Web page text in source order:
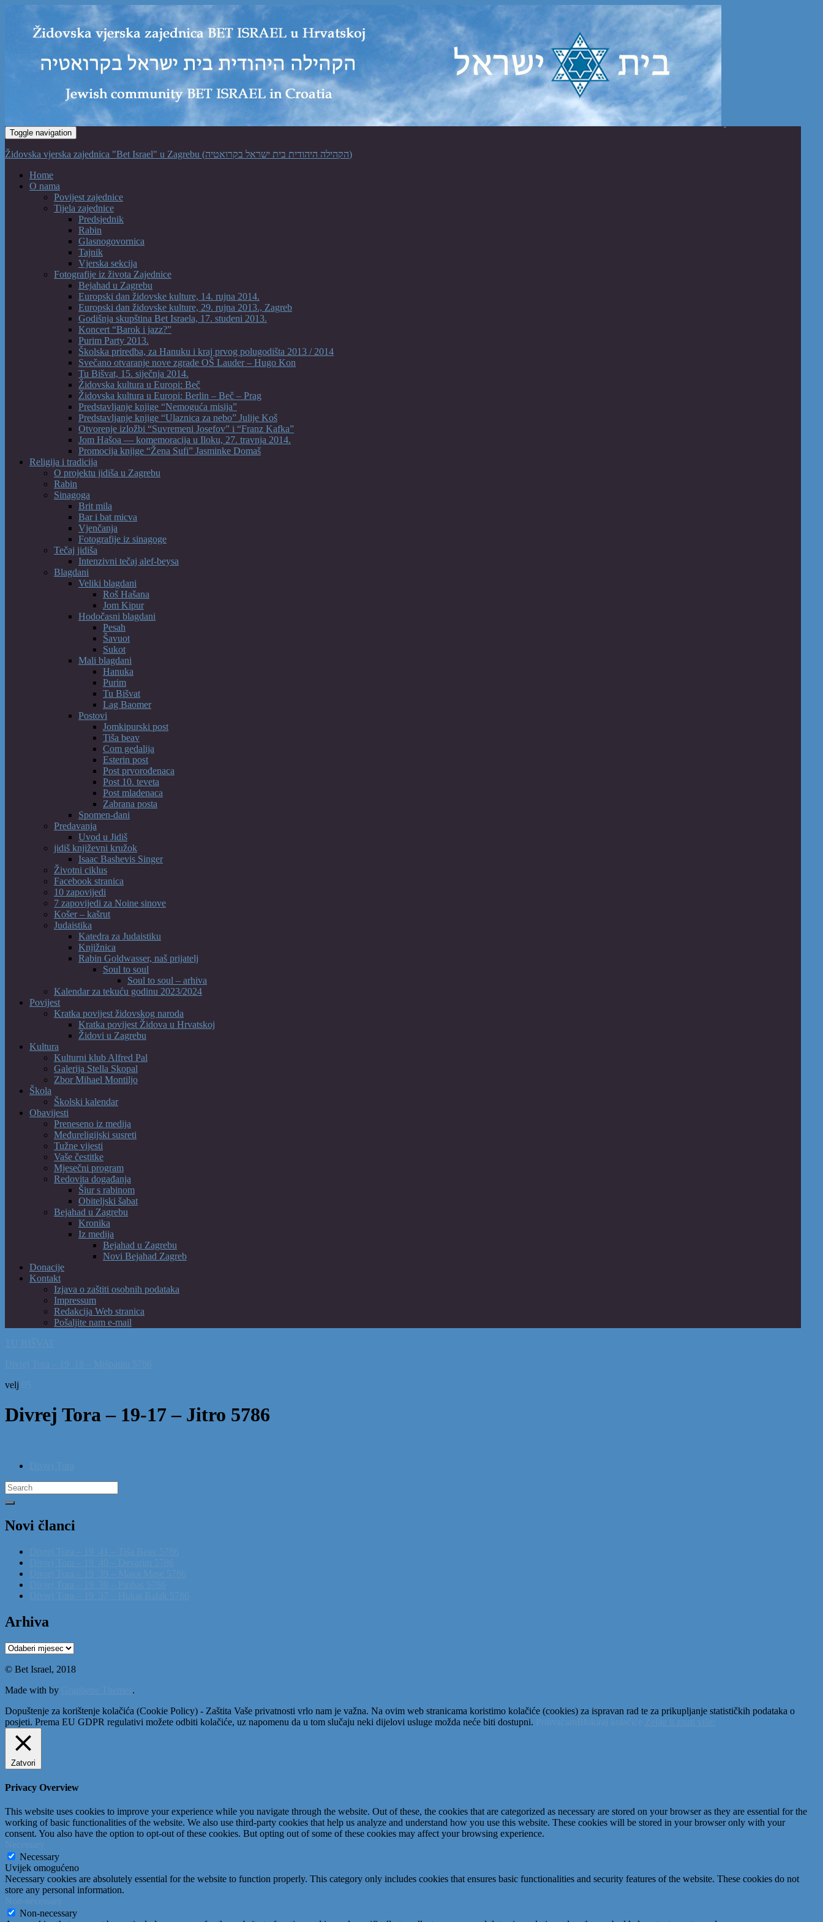
Toggle navigation
Židovska vjerska zajednica "Bet Israel" u Zagrebu (הקהילה היהודית בית ישראל בקרואטיה)
Home
O nama
Povijest zajednice
Tijela zajednice
Predsjednik
Rabin
Glasnogovornica
Tajnik
Vjerska sekcija
Fotografije iz života Zajednice
Bejahad u Zagrebu
Europski dan židovske kulture, 14. rujna 2014.
Europski dan židovske kulture, 29. rujna 2013., Zagreb
Godišnja skupština Bet Israela, 17. studeni 2013.
Koncert “Barok i jazz?”
Purim Party 2013.
Školska priredba, za Hanuku i kraj prvog polugodišta 2013 / 2014
Svečano otvaranje nove zgrade OŠ Lauder – Hugo Kon
Tu Bišvat, 15. siječnja 2014.
Židovska kultura u Europi: Beč
Židovska kultura u Europi: Berlin – Beč – Prag
Predstavljanje knjige “Nemoguća misija”
Predstavljanje knjige “Ulaznica za nebo” Julije Koš
Otvorenje izložbi “Suvremeni Josefov” i “Franz Kafka”
Jom Hašoa — komemoracija u Iloku, 27. travnja 2014.
Promocija knjige “Žena Sufi” Jasminke Domaš
Religija i tradicija
O projektu jidiša u Zagrebu
Rabin
Sinagoga
Brit mila
Bar i bat micva
Vjenčanja
Fotografije iz sinagoge
Tečaj jidiša
Intenzivni tečaj alef-beysa
Blagdani
Veliki blagdani
Roš Hašana
Jom Kipur
Hodočasni blagdani
Pesah
Šavuot
Sukot
Mali blagdani
Hanuka
Purim
Tu Bišvat
Lag Baomer
Postovi
Jomkipurski post
Tiša beav
Com gedalija
Esterin post
Post prvorođenaca
Post 10. teveta
Post mladenaca
Zabrana posta
Spomen-dani
Predavanja
Uvod u Jidiš
jidiš književni kružok
Isaac Bashevis Singer
Životni ciklus
Facebook stranica
10 zapovijedi
7 zapovijedi za Noine sinove
Košer – kašrut
Judaistika
Katedra za Judaistiku
Knjižnica
Rabin Goldwasser, naš prijatelj
Soul to soul
Soul to soul – arhiva
Kalendar za tekuću godinu 2023/2024
Povijest
Kratka povijest židovskog naroda
Kratka povijest Židova u Hrvatskoj
Židovi u Zagrebu
Kultura
Kulturni klub Alfred Pal
Galerija Stella Skopal
Zbor Mihael Montiljo
Škola
Školski kalendar
Obavijesti
Preneseno iz medija
Međureligijski susreti
Tužne vijesti
Vaše čestitke
Mjesečni program
Redovita događanja
Šiur s rabinom
Obiteljski šabat
Bejahad u Zagrebu
Kronika
Iz medija
Bejahad u Zagrebu
Novi Bejahad Zagreb
Donacije
Kontakt
Izjava o zaštiti osobnih podataka
Impressum
Redakcija Web stranica
Pošaljite nam e-mail
velj
Divrej Tora – 19-17 – Jitro 5786
Search
for:
Novi članci
Arhiva
Arhiva
© Bet Israel, 2018
Made with by
.
Dopuštenje za korištenje kolačića (Cookie Policy) - Zaštita Vaše privatnosti vrlo nam je važna. Na ovim web stranicama koristimo kolačiće (cookies) za ispravan rad te za prikupljanje statističkih podataka o
posjeti. Prema EU GDPR regulativi možete odbiti kolačiće, uz napomenu da u tom slučaju neki dijelovi usluge možda neće biti dostupni.
Zatvori
Privacy Overview
This website uses cookies to improve your experience while you navigate through the website. Out of these, the cookies that are categorized as necessary are stored on your browser as they are essential for the
working of basic functionalities of the website. We also use third-party cookies that help us analyze and understand how you use this website. These cookies will be stored in your browser only with your
consent. You also have the option to opt-out of these cookies. But opting out of some of these cookies may affect your browsing experience.
Necessary
Uvijek omogućeno
Necessary cookies are absolutely essential for the website to function properly. This category only includes cookies that ensures basic functionalities and security features of the website. These cookies do not
store any personal information.
Non-necessary